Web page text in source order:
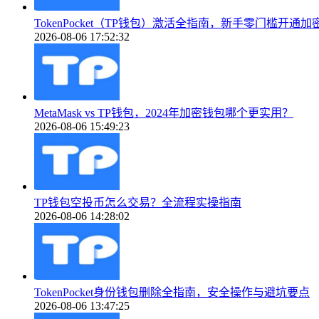
TokenPocket（TP钱包）激活全指南，新手零门槛开通加
2026-08-06 17:52:32
MetaMask vs TP钱包，2024年加密钱包哪个更实用？
2026-08-06 15:49:23
TP钱包空投币怎么交易？全流程实操指南
2026-08-06 14:28:02
TokenPocket身份钱包删除全指南，安全操作与避坑要点
2026-08-06 13:47:25